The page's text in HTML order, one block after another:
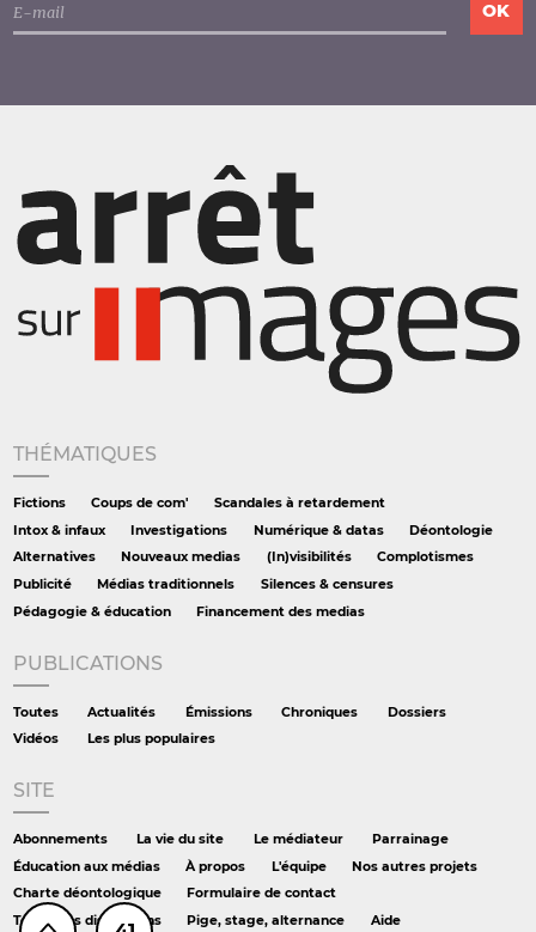
THÉMATIQUES
Fictions Coups de com'
Scandales à retardement
Intox & infaux
Investigations Numérique & datas
Déontologie
Alternatives
Nouveaux medias (In)visibilités
Complotismes
Publicité
Médias traditionnels
Silences & censures
Pédagogie & éducation
Financement des medias
PUBLICATIONS
Toutes Actualités Émissions Chroniques
Dossiers
Vidéos
Les plus populaires
SITE
Abonnements La vie du site Le médiateur
Parrainage
Éducation aux médias
À propos L'équipe
Nos autres projets
Charte déontologique
Formulaire de contact
Toutes les discussions
Pige, stage, alternance Aide